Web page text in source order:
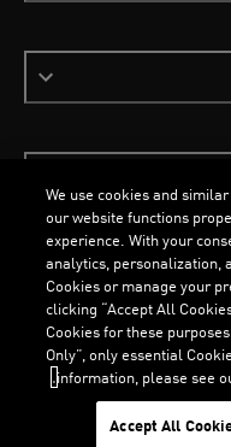
الخصوصيةImprint
العربية
We use cookies and
our website functions
experience. With your
analytics, personalization,
Cookies or manage your
clicking “Accept All
Cookies for these
Only”, only essential
information, please see
Accept All